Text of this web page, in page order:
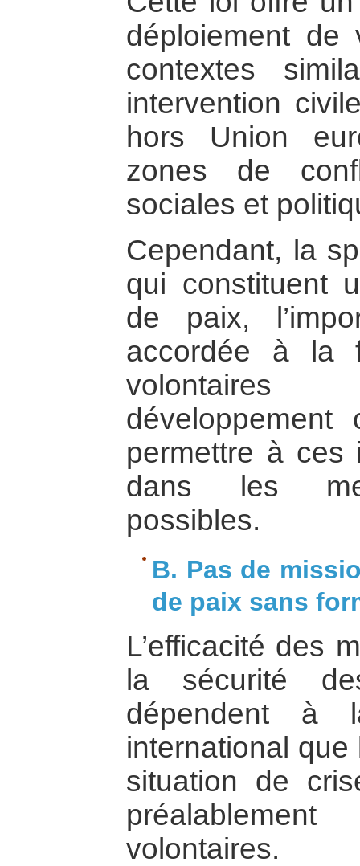
déploiement de
contextes
intervention
hors Union
zones de
sociales et
Cependant, la
qui constituent
de paix,
accordée à la
développement
permettre à ces
dans les
possibles.
B. Pas de
de paix sans
L’efficacité des
la sécurité
dépendent à
international
situation de
volontaires.